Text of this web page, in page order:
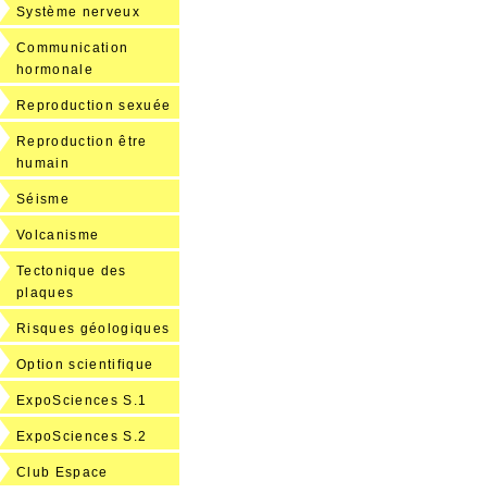
Système nerveux
Communication
hormonale
Reproduction sexuée
Reproduction être
humain
Séisme
Volcanisme
Tectonique des
plaques
Risques géologiques
Option scientifique
ExpoSciences S.1
ExpoSciences S.2
Club Espace